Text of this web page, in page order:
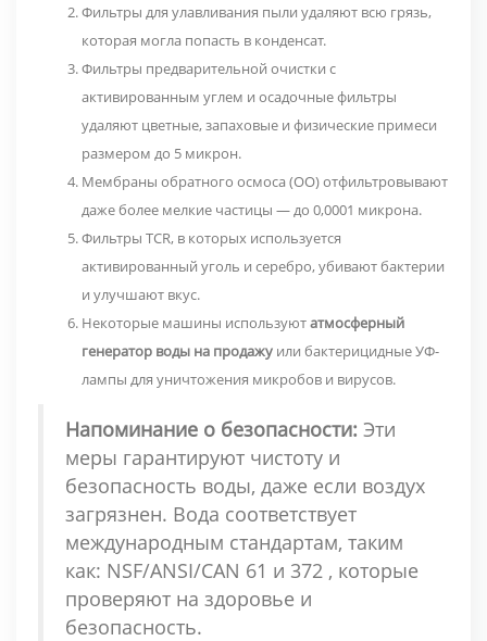
Фильтры для улавливания пыли удаляют всю грязь,
которая могла попасть в конденсат.
Фильтры предварительной очистки с
активированным углем и осадочные фильтры
удаляют цветные, запаховые и физические примеси
размером до 5 микрон.
Мембраны обратного осмоса (ОО) отфильтровывают
даже более мелкие частицы — до 0,0001 микрона.
Фильтры TCR, в которых используется
активированный уголь и серебро, убивают бактерии
и улучшают вкус.
Некоторые машины используютатмосферный
генератор воды на продажу или бактерицидные УФ-
лампы для уничтожения микробов и вирусов.
Напоминание о безопасности: Эти
меры гарантируют чистоту и
безопасность воды, даже если воздух
загрязнен. Вода соответствует
международным стандартам, таким
как: NSF/ANSI/CAN 61 и 372 , которые
проверяют на здоровье и
безопасность.